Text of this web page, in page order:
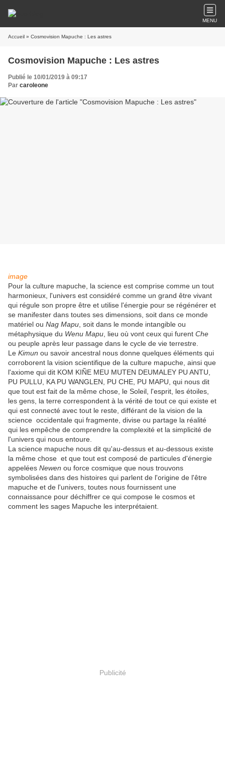
MENU
Accueil » Cosmovision Mapuche : Les astres
Cosmovision Mapuche : Les astres
Publié le 10/01/2019 à 09:17
Par caroleone
image
Pour la culture mapuche, la science est comprise comme un tout
harmonieux, l'univers est considéré comme un grand être vivant
qui régule son propre être et utilise l'énergie pour se régénérer et
se manifester dans toutes ses dimensions, soit dans ce monde
matériel ou Nag Mapu , soit dans le monde intangible ou
métaphysique du Wenu Mapu , lieu où vont ceux qui furent Che
ou peuple après leur passage dans le cycle de vie terrestre.
Le Kimun ou savoir ancestral nous donne quelques éléments qui
corroborent la vision scientifique de la culture mapuche, ainsi que
l'axiome qui dit KOM KIÑE MEU MUTEN DEUMALEY PU ANTU,
PU PULLU, KA PU WANGLEN, PU CHE, PU MAPU, qui nous dit
que tout est fait de la même chose, le Soleil, l'esprit, les étoiles,
les gens, la terre correspondent à la vérité de tout ce qui existe et
qui est connecté avec tout le reste, différant de la vision de la
science occidentale qui fragmente, divise ou partage la réalité
qui les empêche de comprendre la complexité et la simplicité de
l'univers qui nous entoure.
La science mapuche nous dit qu'au-dessus et au-dessous existe
la même chose et que tout est composé de particules d'énergie
appelées Newen ou force cosmique que nous trouvons
symbolisées dans des histoires qui parlent de l'origine de l'être
mapuche et de l'univers, toutes nous fournissent une
connaissance pour déchiffrer ce qui compose le cosmos et
comment les sages Mapuche les interprétaient.
Publicité